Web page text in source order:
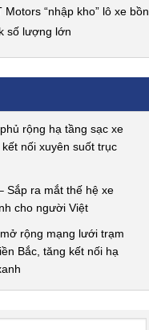
“nhập kho” lô xe bồn
số lượng lớn
rộng hạ tầng sạc xe
nối xuyên suốt trục
Sắp ra mắt thế hệ xe
cho người Việt
rộng mạng lưới trạm
Bắc, tăng kết nối hạ